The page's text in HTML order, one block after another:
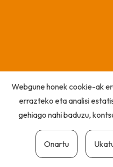
Webgune honek cookie-ak
errazteko eta analisi
gehiago nahi baduzu,
Onartu